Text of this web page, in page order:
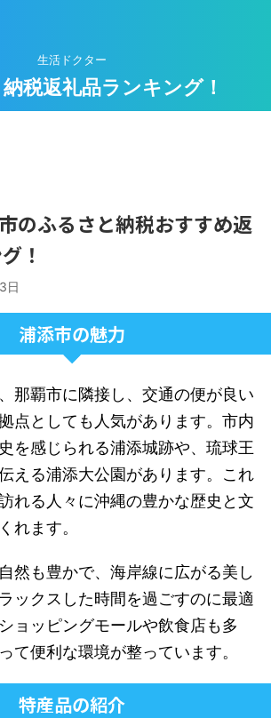
生活ドクター
税返礼品ランキング！
のふるさと納税おすすめ返
！
日
浦添市の魅力
那覇市に隣接し、交通の便が良い
点としても人気があります。市内
を感じられる浦添城跡や、琉球王
える浦添大公園があります。これ
れる人々に沖縄の豊かな歴史と文
れます。
然も豊かで、海岸線に広がる美し
ックスした時間を過ごすのに最適
ョッピングモールや飲食店も多
て便利な環境が整っています。
特産品の紹介